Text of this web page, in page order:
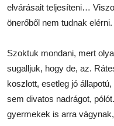
elvárásait teljesíteni…
önerőből nem tudnak elérni.
Szoktuk mondani, mert
sugalljuk, hogy de, az.
koszlott, esetleg jó
sem divatos nadrágot,
gyermekek is arra